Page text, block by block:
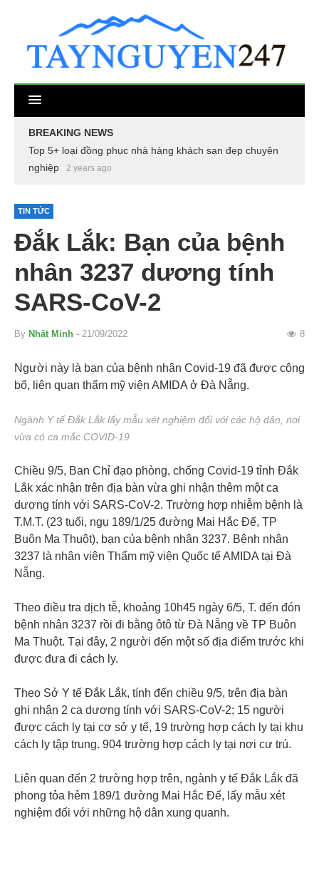
BREAKING NEWS
Top 5+ loại đồng phục nhà hàng khách sạn đẹp chuyên
nghiệp
2 years ago
TIN TỨC
Đắk Lắk: Bạn của bệnh
nhân 3237 dương tính
SARS-CoV-2
By Nhất Minh - 21/09/2022 8
Người này là bạn của bệnh nhân Covid-19 đã được công
bố, liên quan thẩm mỹ viện AMIDA ở Đà Nẵng.
Ngành Y tế Đắk Lắk lấy mẫu xét nghiệm đối với các hộ dân, nơi
vừa có ca mắc COVID-19
Chiều 9/5, Ban Chỉ đạo phòng, chống Covid-19 tỉnh Đắk
Lắk xác nhận trên địa bàn vừa ghi nhận thêm một ca
dương tính với SARS-CoV-2. Trường hợp nhiễm bệnh là
T.M.T. (23 tuổi, ngụ 189/1/25 đường Mai Hắc Đế, TP
Buôn Ma Thuột), bạn của bệnh nhân 3237. Bệnh nhân
3237 là nhân viên Thẩm mỹ viện Quốc tế AMIDA tại Đà
Nẵng.
Theo điều tra dịch tễ, khoảng 10h45 ngày 6/5, T. đến đón
bệnh nhân 3237 rồi đi bằng ôtô từ Đà Nẵng về TP Buôn
Ma Thuột. Tại đây, 2 người đến một số địa điểm trước khi
được đưa đi cách ly.
Theo Sở Y tế Đắk Lắk, tính đến chiều 9/5, trên địa bàn
ghi nhận 2 ca dương tính với SARS-CoV-2; 15 người
được cách ly tại cơ sở y tế, 19 trường hợp cách ly tại khu
cách ly tập trung. 904 trường hợp cách ly tại nơi cư trú.
Liên quan đến 2 trường hợp trên, ngành y tế Đắk Lắk đã
phong tỏa hẻm 189/1 đường Mai Hắc Đế, lấy mẫu xét
nghiệm đối với những hộ dân xung quanh.